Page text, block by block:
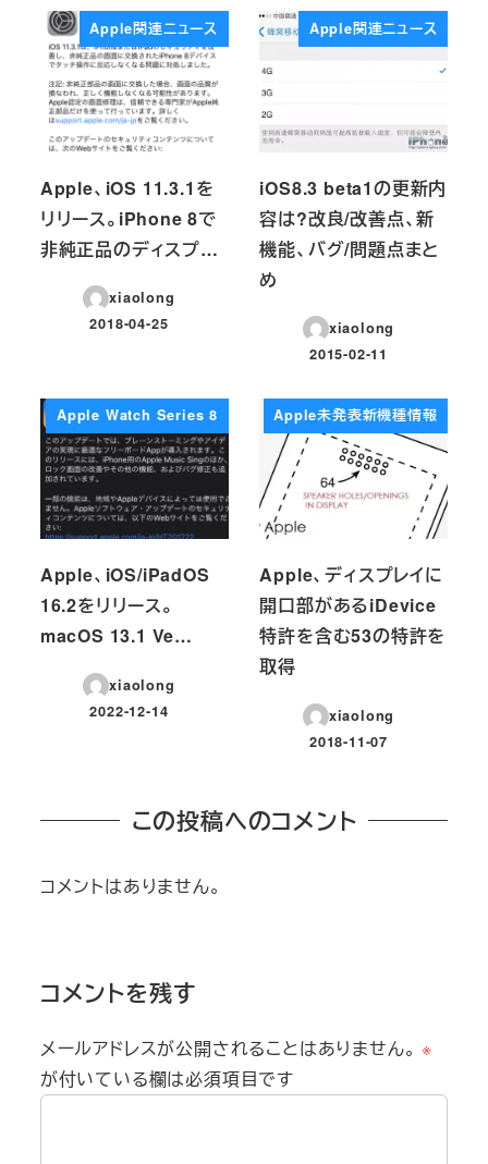
Apple関連ニュース
Apple、iOS 11.3.1を
リリース。iPhone 8で
非純正品のディスプ…
xiaolong
投稿日
2018-04-25
Apple関連ニュース
iOS8.3 beta1の更新内
容は?改良/改善点、新
機能、バグ/問題点まと
め
xiaolong
投稿日
2015-02-11
Apple Watch Series 8
Apple、iOS/iPadOS
16.2をリリース。
macOS 13.1 Ve…
xiaolong
投稿日
2022-12-14
Apple未発表新機種情報
Apple、ディスプレイに
開口部があるiDevice
特許を含む53の特許を
取得
xiaolong
投稿日
2018-11-07
この投稿へのコメント
コメントはありません。
コメントを残す
メールアドレスが公開されることはありません。 ※
が付いている欄は必須項目です